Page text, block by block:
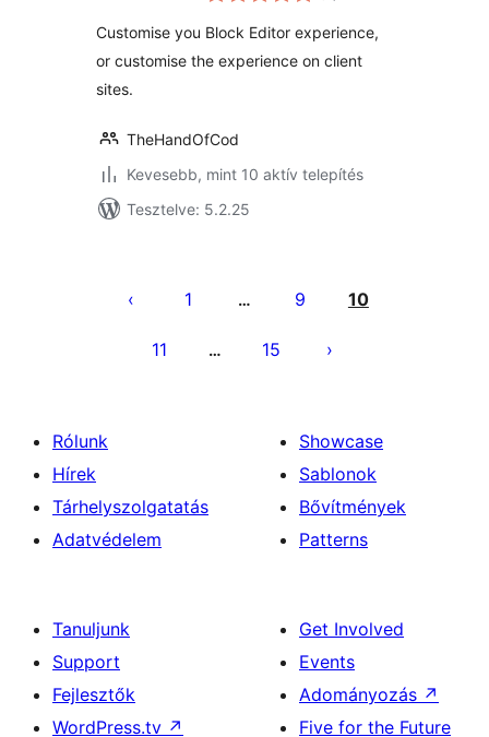
Customise you Block Editor experience,
or customise the experience on client
sites.
TheHandOfCod
Kevesebb, mint 10 aktív telepítés
Tesztelve: 5.2.25
lapozása
1 … 9 10
11 … 15
Rólunk
Hírek
Tárhelyszolgatatás
Adatvédelem
Showcase
Sablonok
Bővítmények
Patterns
Tanuljunk
Support
Fejlesztők
WordPress.tv ↗
Get Involved
Events
Adományozás ↗
Five for the Future